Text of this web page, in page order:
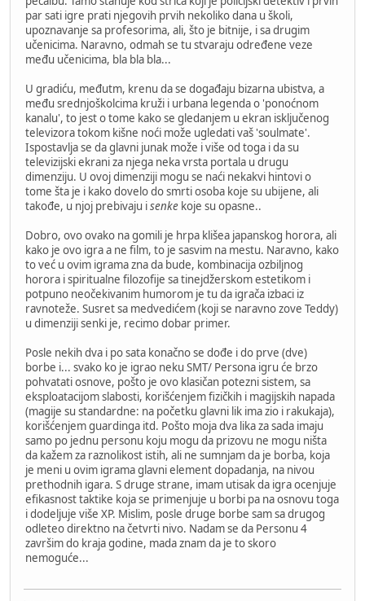
par sati igre prati njegovih prvih nekoliko dana u školi,
upoznavanje sa profesorima, ali, što je bitnije, i sa drugim
učenicima. Naravno, odmah se tu stvaraju određene veze
među učenicima, bla bla bla...
U gradiću, međutm, krenu da se događaju bizarna ubistva, a
među srednjoškolcima kruži i urbana legenda o 'ponoćnom
kanalu', to jest o tome kako se gledanjem u ekran isključenog
televizora tokom kišne noći može ugledati vaš 'soulmate'.
Ispostavlja se da glavni junak može i više od toga i da su
televizijski ekrani za njega neka vrsta portala u drugu
dimenziju. U ovoj dimenziji mogu se naći nekakvi hintovi o
tome šta je i kako dovelo do smrti osoba koje su ubijene, ali
takođe, u njoj prebivaju isenke koje su opasne..
Dobro, ovo ovako na gomili je hrpa klišea japanskog horora, ali
kako je ovo igra a ne film, to je sasvim na mestu. Naravno, kako
to već u ovim igrama zna da bude, kombinacija ozbiljnog
horora i spiritualne filozofije sa tinejdžerskom estetikom i
potpuno neočekivanim humorom je tu da igrača izbaci iz
ravnoteže. Susret sa medvedićem (koji se naravno zove Teddy)
u dimenziji senki je, recimo dobar primer.
Posle nekih dva i po sata konačno se dođe i do prve (dve)
borbe i... svako ko je igrao neku SMT/ Persona igru će brzo
pohvatati osnove, pošto je ovo klasičan potezni sistem, sa
eksploatacijom slabosti, korišćenjem fizičkih i magijskih napada
(magije su standardne: na početku glavni lik ima zio i rakukaja),
korišćenjem guardinga itd. Pošto moja dva lika za sada imaju
samo po jednu personu koju mogu da prizovu ne mogu ništa
da kažem za raznolikost istih, ali ne sumnjam da je borba, koja
je meni u ovim igrama glavni element dopadanja, na nivou
prethodnih igara. S druge strane, imam utisak da igra ocenjuje
efikasnost taktike koja se primenjuje u borbi pa na osnovu toga
i dodeljuje više XP. Mislim, posle druge borbe sam sa drugog
odleteo direktno na četvrti nivo. Nadam se da Personu 4
završim do kraja godine, mada znam da je to skoro
nemoguće...